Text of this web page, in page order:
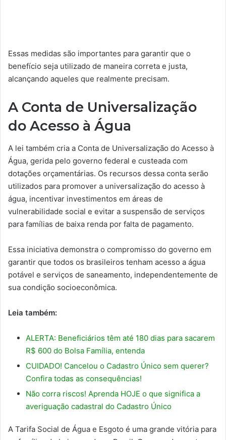
Essas medidas são importantes para garantir que o
benefício seja utilizado de maneira correta e justa,
alcançando aqueles que realmente precisam.
A Conta de Universalização
do Acesso à Água
A lei também cria a Conta de Universalização do Acesso à
Água, gerida pelo governo federal e custeada com
dotações orçamentárias. Os recursos dessa conta serão
utilizados para promover a universalização do acesso à
água, incentivar investimentos em áreas de
vulnerabilidade social e evitar a suspensão de serviços
para famílias de baixa renda por falta de pagamento.
Essa iniciativa demonstra o compromisso do governo em
garantir que todos os brasileiros tenham acesso a água
potável e serviços de saneamento, independentemente de
sua condição socioeconômica.
Leia também:
ALERTA: Beneficiários têm até 180 dias para sacarem
R$ 600 do Bolsa Família, entenda
CUIDADO! Cancelou o Cadastro Único sem querer?
Confira todas as consequências!
Não corra riscos! Aprenda HOJE o que significa a
averiguação cadastral do Cadastro Único
A Tarifa Social de Água e Esgoto é uma grande vitória para